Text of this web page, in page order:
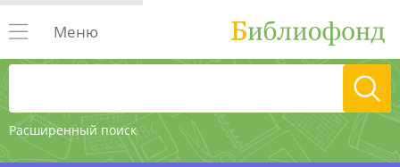
Расширенный поиск
Меню